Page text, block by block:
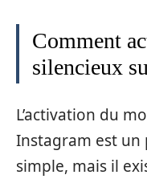
Comment
silencieux
L’activation du
Instagram est un
simple, mais il